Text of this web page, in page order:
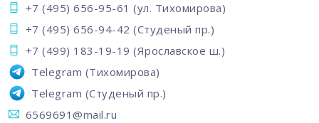
+7 (495) 656-95-61 (ул. Тихомирова)
+7 (495) 656-94-42 (Студеный пр.)
+7 (499) 183-19-19 (Ярославское ш.)
Telegram (Тихомирова)
Telegram (Студеный пр.)
6569691@mail.ru